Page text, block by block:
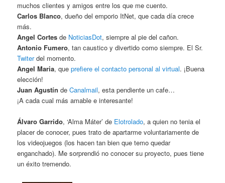
muchos clientes y amigos entre los que me cuento.
Carlos Blanco, dueño del emporio ItNet, que cada día crece
más.
Angel Cortes de NoticiasDot, siempre al pie del cañon.
Antonio Fumero, tan caustico y divertido como siempre. El Sr.
Twiterdel momento.
Angel Maria, queprefiere el contacto personal al virtual. ¡Buena
elección!
Juan Agustín deCanalmail, esta pendiente un cafe…
¡A cada cual más amable e interesante!
Álvaro Garrido, ‘Alma Máter’ de Elotrolado, a quien no tenia el
placer de conocer, pues trato de apartarme voluntariamente de
los videojuegos (los hacen tan bien que temo quedar
enganchado). Me sorprendió no conocer su proyecto, pues tiene
un éxito tremendo.